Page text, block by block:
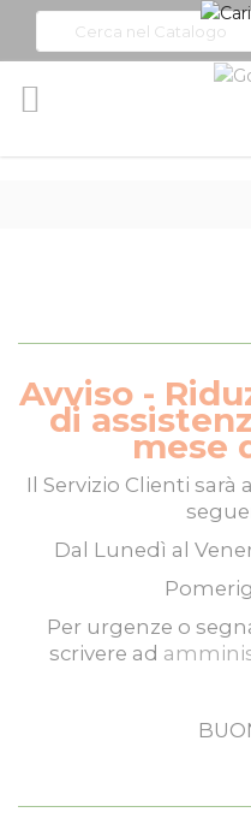
Avviso -
di
mese
Il Servizio Clienti sarà
Dal Lunedì al
Per urgenze o
scrivere ad